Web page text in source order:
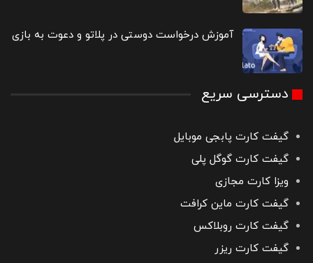
آموزش درخواست دوستی در پلاتو و دعوت به بازی
دسترسی سریع
گیفت کارت پابجی موبایل
گیفت کارت گوگل پلی
ویزا کارت مجازی
گیفت کارت ماین کرافت
گیفت کارت روبلاکس
گیفت کارت ریزر